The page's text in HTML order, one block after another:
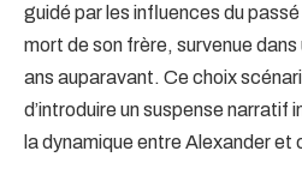
guidé par les influences du
mort de son frère, survenue
ans auparavant. Ce choix
d’introduire un suspense narratif
la dynamique entre Alexander et